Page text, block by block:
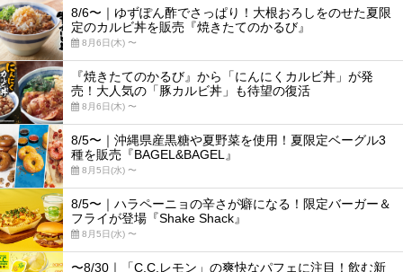
8/6〜｜ゆずぽん酢でさっぱり！大根おろしをのせた夏限
定のカルビ丼を販売『焼きたてのかるび』
8月6日(木) 〜
『焼きたてのかるび』から「にんにくカルビ丼」が発
売！大人気の「豚カルビ丼」も待望の復活
8月6日(木) 〜
8/5〜｜沖縄県産黒糖や夏野菜を使用！夏限定ベーグル3
種を販売『BAGEL&BAGEL』
8月5日(水) 〜
8/5〜｜ハラペーニョの辛さが癖になる！限定バーガー＆
フライが登場『Shake Shack』
8月5日(水) 〜
〜8/30｜「C.C.レモン」の爽快なパフェに注目！飲む新